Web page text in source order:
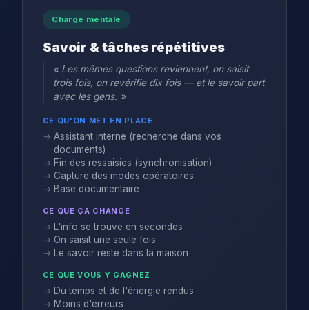
Charge mentale
Savoir & tâches répétitives
« Les mêmes questions reviennent, on saisit
trois fois, on revérifie dix fois — et le savoir part
avec les gens. »
CE QU'ON MET EN PLACE
Assistant interne (recherche dans vos
documents)
Fin des ressaisies (synchronisation)
Capture des modes opératoires
Base documentaire
CE QUE ÇA CHANGE
L'info se trouve en secondes
On saisit une seule fois
Le savoir reste dans la maison
CE QUE VOUS Y GAGNEZ
Du temps et de l'énergie rendus
Moins d'erreurs